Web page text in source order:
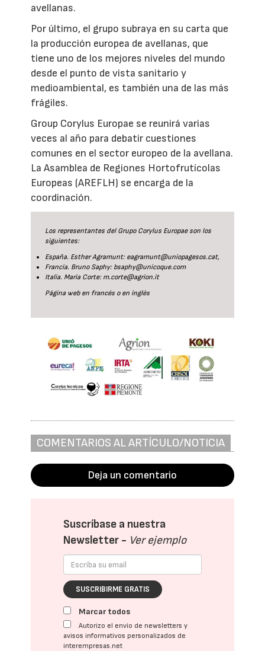
avellanas.
Por último, el grupo subraya en su carta que
la producción europea de avellanas, que
tiene uno de los mejores niveles del mundo
desde el punto de vista sanitario y
medioambiental, es también una de las más
frágiles.
Group Corylus Europae se reunirá varias
veces al año para debatir cuestiones
comunes en el sector europeo de la avellana.
La Asamblea de Regiones Hortofrutícolas
Europeas (AREFLH) se encarga de la
coordinación.
Los representantes del Grupo Corylus Europae son los
siguientes:
España. Esther Agramunt: eagramunt@uniopagesos.cat,
Francia. Bruno Saphy: bsaphy@unicoque.com
Italia. Maria Corte: m.corte@agrion.it
Página web en francéso en inglès
COMENTARIOS AL ARTÍCULO/NOTICIA
Deja un comentario
Suscríbase a nuestra
Newsletter - Ver ejemplo
SUSCRIBIRME GRATIS
Marcar todos
Autorizo el envío de newsletters y
avisos informativos personalizados de
interempresas.net